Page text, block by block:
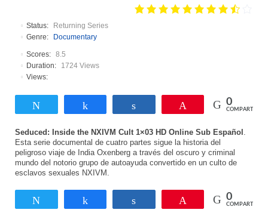
Status:
Returning Series
Genre:
Documentary
Scores: 8.5
Duration:
Views:
1724 Views
Compartir Compartir 0
COMPARTIR
Seduced: Inside the NXIVM Cult 1×03 HD Online Sub Español
Esta serie documental de cuatro partes sigue la historia del
peligroso viaje de India Oxenberg a través del oscuro y criminal
mundo del notorio grupo de autoayuda convertido en un culto de
esclavos sexuales NXIVM.
Compartir Compartir 0
COMPARTIR